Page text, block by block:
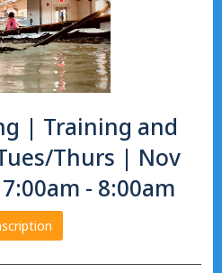
| Training and
Thurs | Nov
- 8:00am